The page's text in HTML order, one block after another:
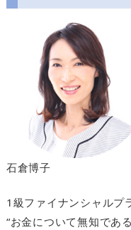
石倉博子
1級ファイナンシャルプ
“お金について無知であ